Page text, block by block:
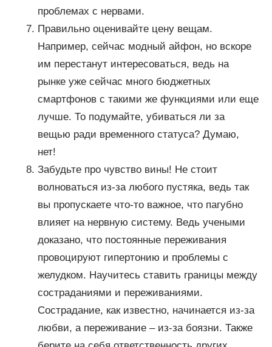
проблемах с нервами.
Правильно оценивайте цену вещам.
Например, сейчас модный айфон, но вскоре
им перестанут интересоваться, ведь на
рынке уже сейчас много бюджетных
смартфонов с такими же функциями или еще
лучше. То подумайте, убиваться ли за
вещью ради временного статуса? Думаю,
нет!
Забудьте про чувство вины! Не стоит
волноваться из-за любого пустяка, ведь так
вы пропускаете что-то важное, что пагубно
влияет на нервную систему. Ведь учеными
доказано, что постоянные переживания
провоцируют гипертонию и проблемы с
желудком. Научитесь ставить границы между
состраданиями и переживаниями.
Сострадание, как известно, начинается из-за
любви, а переживание – из-за боязни. Также